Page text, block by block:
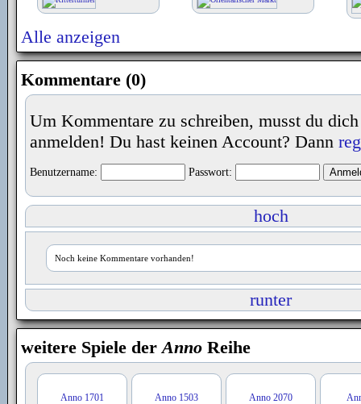
Alle anzeigen
Kommentare (0)
Um Kommentare zu schreiben, musst du
anmelden! Du hast keinen Account? Dann
Benutzername: Passwort:
hoch
Noch keine Kommentare vorhanden!
runter
weitere Spiele derAnno Reihe
Anno 1701 Anno 1503 Anno 2070